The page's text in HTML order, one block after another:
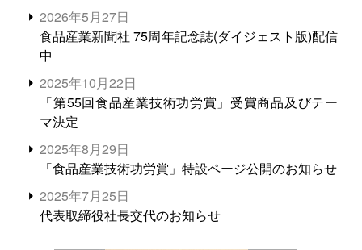
2026年5月27日
食品産業新聞社 75周年記念誌(ダイジェスト版)配信
中
2025年10月22日
「第55回食品産業技術功労賞」受賞商品及びテー
マ決定
2025年8月29日
「食品産業技術功労賞」特設ページ公開のお知らせ
2025年7月25日
代表取締役社長交代のお知らせ